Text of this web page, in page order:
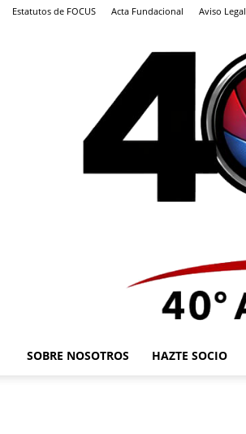
Estatutos de FOCUS Acta Fundacional Aviso Legal
SOBRE NOSOTROS HAZTE SOCIO